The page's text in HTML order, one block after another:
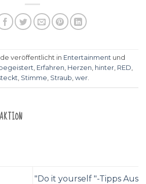
veröffentlicht in Entertainmentund
begeistert, Erfahren, Herzen, hinter, RED,
, Stimme, Straub, wer.
"Do it yourself "-Tipps Aus